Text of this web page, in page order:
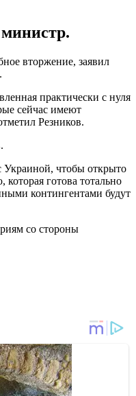
министр.
вторжение, заявил
.
практически с нуля
сейчас имеют
Резников.
Украиной, чтобы открыто
готова тотально
контингентами будут
со стороны